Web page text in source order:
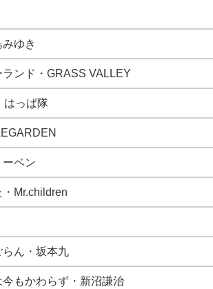
ゆき
ランド・GRASS VALLEY
はっぱ隊
ベン
Mr.children
らん・坂本九
もかわらず・新沼謙治